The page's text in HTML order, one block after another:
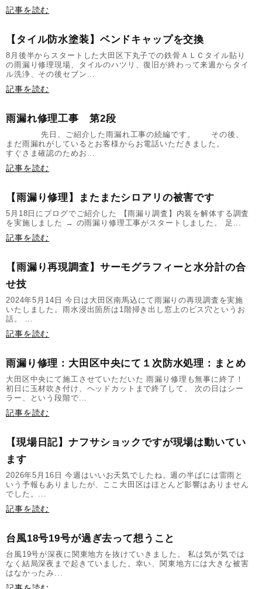
記事を読む
【タイル防水塗装】ベンドキャップを交換
8月後半からスタートした大田区下丸子での鉄骨ＡＬＣタイル貼り
の雨漏り修理現場、タイルのハツリ、復旧が終わって来週からタイ
ル洗浄、その後セブン...
記事を読む
雨漏れ修理工事 第2段
先日、ご紹介した雨漏れ工事の続編です。 その後、
まだ雨漏れがしているとお客様からお電話いただきました。
すぐさま確認のためお...
記事を読む
【雨漏り修理】またまたシロアリの被害です
5月18日にブログでご紹介した 【雨漏り調査】内装を解体する調査
を実施しました → の雨漏り修理工事がスタートしました。 足...
記事を読む
【雨漏り再現調査】サーモグラフィーと水分計の合
せ技
2024年5月14日 今日は大田区南馬込にて雨漏りの再現調査を実施
いたしました。雨水浸出箇所は1階掃き出し窓上のビス穴というお
話。 ...
記事を読む
雨漏り修理：大田区中央にて１次防水処理：まとめ
大田区中央にて施工させていただいた 雨漏り修理も無事に終了！
初日に玉材吹き付け、ヘッドカットまで終了して、 次の日はシー
ラー、という段階で...
記事を読む
【現場日記】ナフサショックですが現場は動いてい
ます
2026年5月16日 今週はいいお天気でしたね。週の半ばには雷雨と
いう予報もありましたが、ここ大田区はほとんど影響はありません
でした。...
記事を読む
台風18号19号が過ぎ去って想うこと
台風19号が深夜に関東地方を抜けていきました。 私は気が気では
なく結局深夜まで起きていました。幸い、関東地方には大きな被害
はなかったみ...